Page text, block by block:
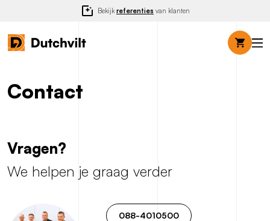
Bekijk referenties van klanten
Contact
Vragen?
We helpen je graag verder
088-4010500